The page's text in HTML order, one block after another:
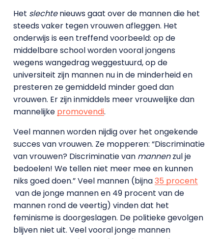
Het slechtenieuws gaat over de mannen die het
steeds vaker tegen vrouwen afleggen. Het
onderwijs is een treffend voorbeeld: op de
middelbare school worden vooral jongens
wegens wangedrag weggestuurd, op de
universiteit zijn mannen nu in de minderheid en
presteren ze gemiddeld minder goed dan
vrouwen. Er zijn inmiddels meer vrouwelijke dan
mannelijke promovendi.
Veel mannen worden nijdig over het ongekende
succes van vrouwen. Ze mopperen: “Discriminatie
van vrouwen? Discriminatie van mannenzul je
bedoelen! We tellen niet meer mee en kunnen
niks goed doen.” Veel mannen (bijna35 procent
van de jonge mannen en 49 procent van de
mannen rond de veertig) vinden dat het
feminisme is doorgeslagen. De politieke gevolgen
blijven niet uit. Veel vooral jonge mannen